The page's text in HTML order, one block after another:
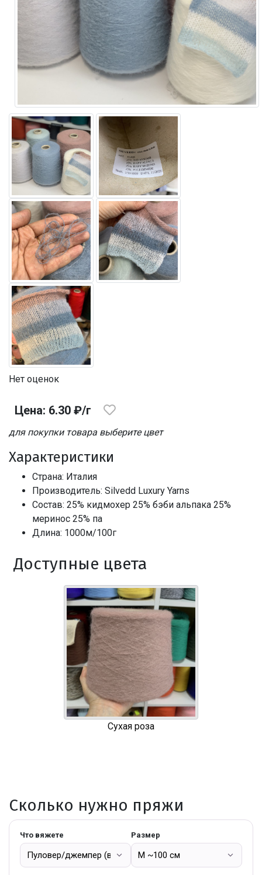
Нет оценок
Цена: 6.30 ₽/г
для покупки товара выберите цвет
Характеристики
Страна: Италия
Производитель: Silvedd Luxury Yarns
Состав: 25% кидмохер 25% бэби альпака 25%
меринос 25% па
Длина: 1000м/100г
Доступные цвета
Сухая роза
Сколько нужно пряжи
Что вяжете Размер